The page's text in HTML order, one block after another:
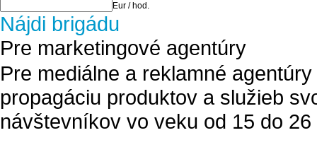
Eur / hod.
Nájdi brigádu
Pre marketingové agentúry
Pre mediálne a reklamné
propagáciu produktov a služieb
návštevníkov vo veku od 15 do 26